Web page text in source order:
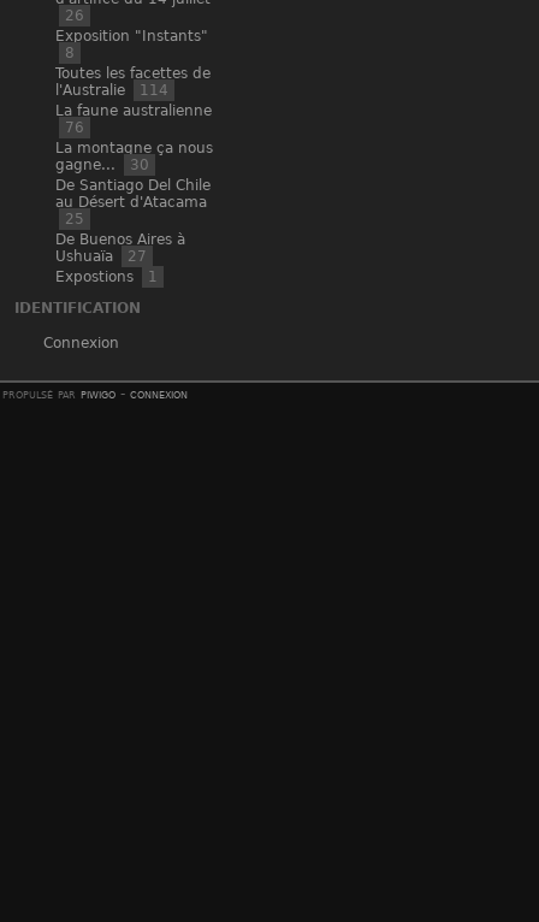
26
Exposition "Instants"
8
Toutes les facettes de
l'Australie
114
La faune australienne
76
La montagne ça nous
gagne...
30
De Santiago Del Chile
au Désert d'Atacama
25
De Buenos Aires à
Ushuaïa
27
Expostions
1
IDENTIFICATION
Connexion
propulsé par piwigo - connexion